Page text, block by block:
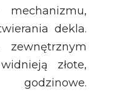
dekla.
zewnętrznym
złote,
godzinowe.